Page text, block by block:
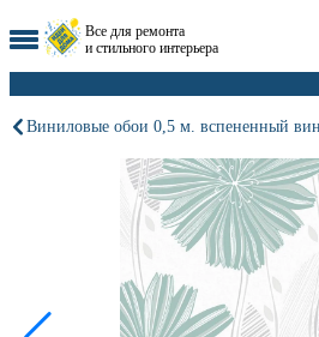
Все для ремонта
и стильного интерьера
Виниловые обои 0,5 м. вспененный